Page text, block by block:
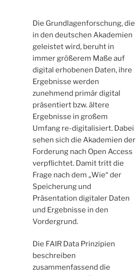
Die Grundlagenforschung, die
in den deutschen Akademien
geleistet wird, beruht in
immer größerem Maße auf
digital erhobenen Daten, ihre
Ergebnisse werden
zunehmend primär digital
präsentiert bzw. ältere
Ergebnisse in großem
Umfang re-digitalisiert. Dabei
sehen sich die Akademien der
Forderung nach Open Access
verpflichtet. Damit tritt die
Frage nach dem „Wie“ der
Speicherung und
Präsentation digitaler Daten
und Ergebnisse in den
Vordergrund.
Die FAIR Data Prinzipien
beschreiben
zusammenfassend die